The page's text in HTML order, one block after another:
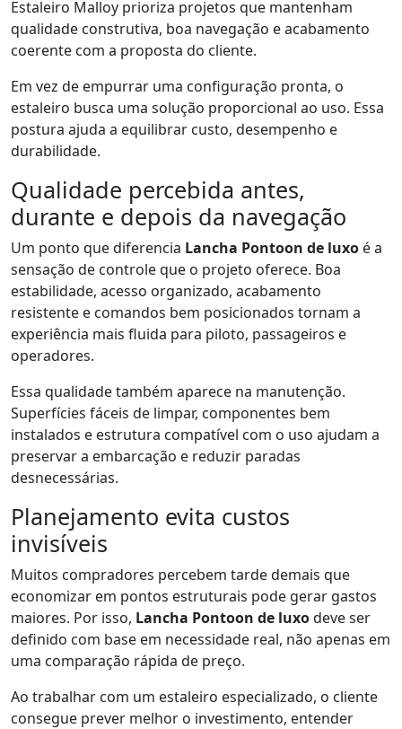
Estaleiro Malloy prioriza projetos que mantenham
qualidade construtiva, boa navegação e acabamento
coerente com a proposta do cliente.
Em vez de empurrar uma configuração pronta, o
estaleiro busca uma solução proporcional ao uso. Essa
postura ajuda a equilibrar custo, desempenho e
durabilidade.
Qualidade percebida antes,
durante e depois da navegação
Um ponto que diferencia Lancha Pontoon de luxo é a
sensação de controle que o projeto oferece. Boa
estabilidade, acesso organizado, acabamento
resistente e comandos bem posicionados tornam a
experiência mais fluida para piloto, passageiros e
operadores.
Essa qualidade também aparece na manutenção.
Superfícies fáceis de limpar, componentes bem
instalados e estrutura compatível com o uso ajudam a
preservar a embarcação e reduzir paradas
desnecessárias.
Planejamento evita custos
invisíveis
Muitos compradores percebem tarde demais que
economizar em pontos estruturais pode gerar gastos
maiores. Por isso, Lancha Pontoon de luxodeve ser
definido com base em necessidade real, não apenas em
uma comparação rápida de preço.
Ao trabalhar com um estaleiro especializado, o cliente
consegue prever melhor o investimento, entender